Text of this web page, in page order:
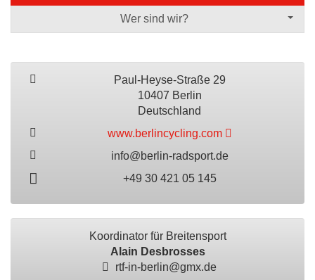
Wer sind wir?
Paul-Heyse-Straße 29
10407 Berlin
Deutschland
www.berlincycling.com
info@berlin-radsport.de
+49 30 421 05 145
Koordinator für Breitensport
Alain Desbrosses
rtf-in-berlin@gmx.de